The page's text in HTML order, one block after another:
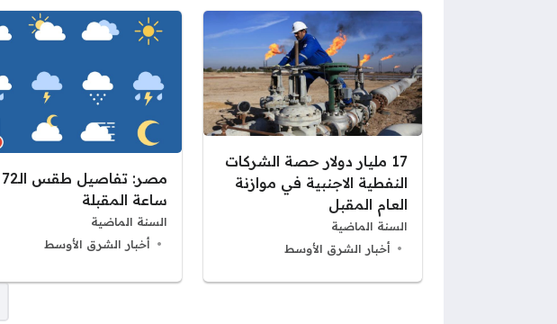
17 مليار دولار حصة الشركات
النفطية الاجنبية في موازنة
العام المقبل
السنة الماضية
أخبار الشرق الأوسط
مصر: تفاصيل طقس الـ72
ساعة المقبلة
السنة الماضية
أخبار الشرق الأوسط